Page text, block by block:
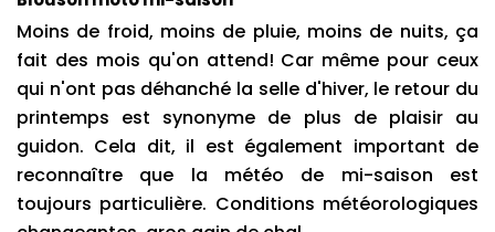
Moins de froid, moins de pluie, moins de nuits, ça
fait des mois qu'on attend! Car même pour ceux
qui n'ont pas déhanché la selle d'hiver, le retour du
printemps est synonyme de plus de plaisir au
guidon. Cela dit, il est également important de
reconnaître que la météo de mi-saison est
toujours particulière. Conditions météorologiques